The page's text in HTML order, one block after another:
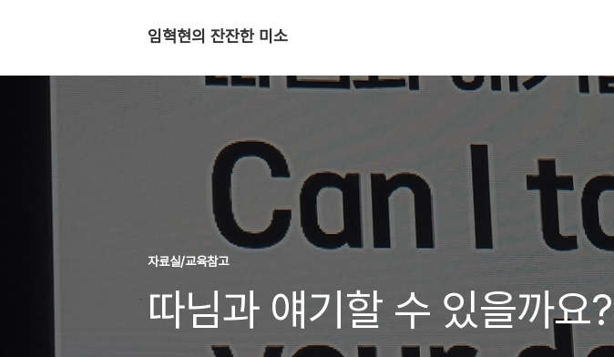
임혁현의 잔잔한 미소
자료실/교육참고
따님과 얘기할 수 있을까요?